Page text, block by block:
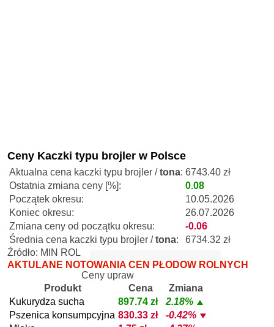
Ceny Kaczki typu brojler w Polsce
Aktualna cena kaczki typu brojler /tona: 6743.40 zł
Ostatnia zmiana ceny [%]:
0.08
Początek okresu:
10.05.2026
Koniec okresu:
26.07.2026
Zmiana ceny od początku okresu:
-0.06
Średnia cena kaczki typu brojler /tona:
6734.32 zł
Źródło: MIN ROL
AKTULANE NOTOWANIA CEN PŁODÓW ROLNYCH
Ceny upraw
Produkt
Cena
Zmiana
Kukurydza sucha
897.74 zł
2.18%
Pszenica konsumpcyjna 830.33 zł
-0.42%